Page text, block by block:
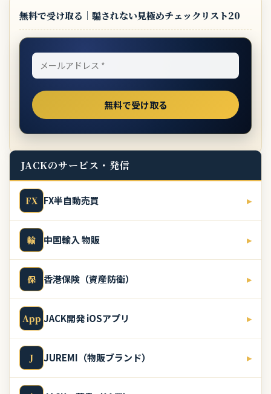
無料で受け取る｜騙されない見極めチェックリスト20
JACKのサービス・発信
FX FX半自動売買 ▸
輸 中国輸入 物販 ▸
保 香港保険（資産防衛） ▸
App JACK開発 iOSアプリ ▸
J JUREMI（物販ブランド） ▸